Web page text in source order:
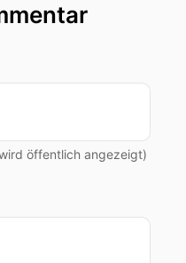
öffentlich angezeigt)